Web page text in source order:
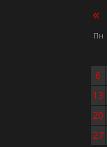
«
Пн
6
13
20
27